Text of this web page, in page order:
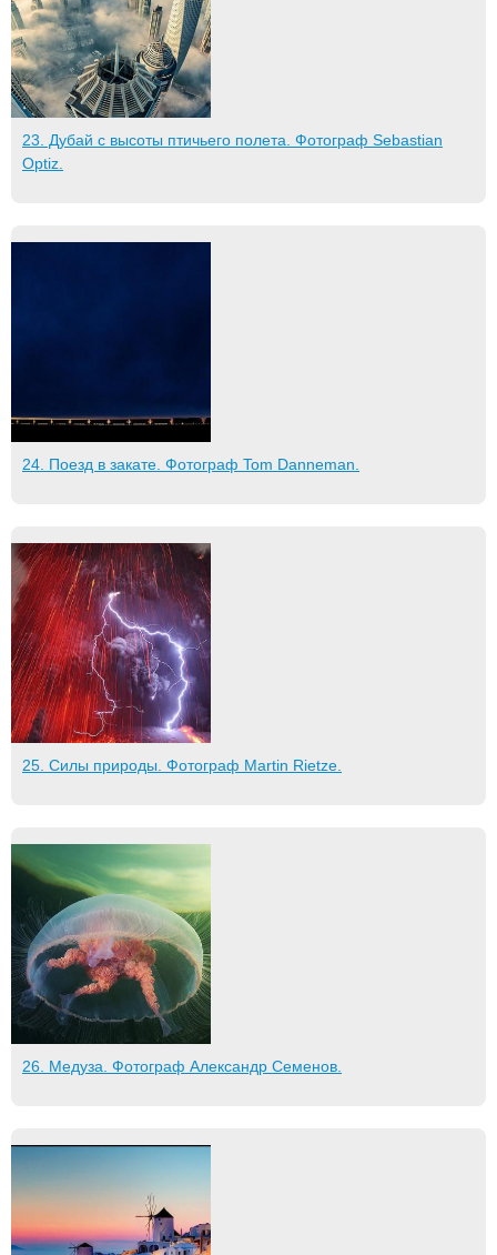
23. Дубай с высоты птичьего полета. Фотограф Sebastian
Optiz.
24. Поезд в закате. Фотограф Tom Danneman.
25. Силы природы. Фотограф Martin Rietze.
26. Медуза. Фотограф Александр Семенов.